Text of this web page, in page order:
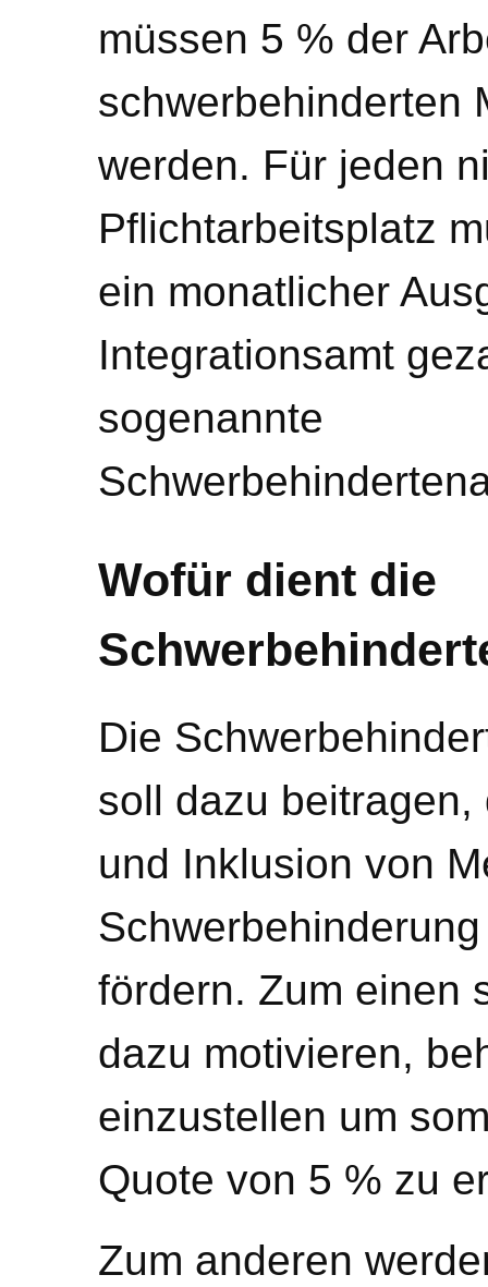
müssen 5 % der
schwerbehinderten
werden. Für jeden
Pflichtarbeitsplatz
ein monatlicher
Integrationsamt
sogenannte
Wofür dient die
Die
soll dazu
und Inklusion von
fördern. Zum einen
dazu motivieren,
einzustellen um
Quote von 5 % zu
Zum anderen